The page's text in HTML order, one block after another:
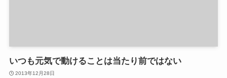
いつも元気で動けることは当たり前ではない
2013年12月28日